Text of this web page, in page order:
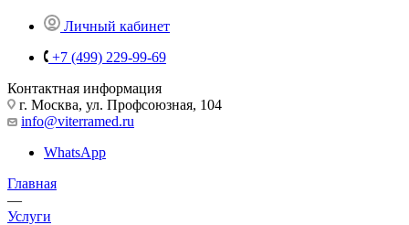
Личный кабинет
+7 (499) 229-99-69
Контактная информация
г. Москва, ул. Профсоюзная, 104
info@viterramed.ru
WhatsApp
Главная
—
Услуги